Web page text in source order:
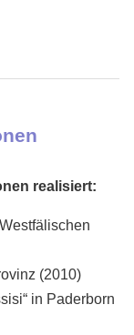
realisiert:
(2010)
in Paderborn